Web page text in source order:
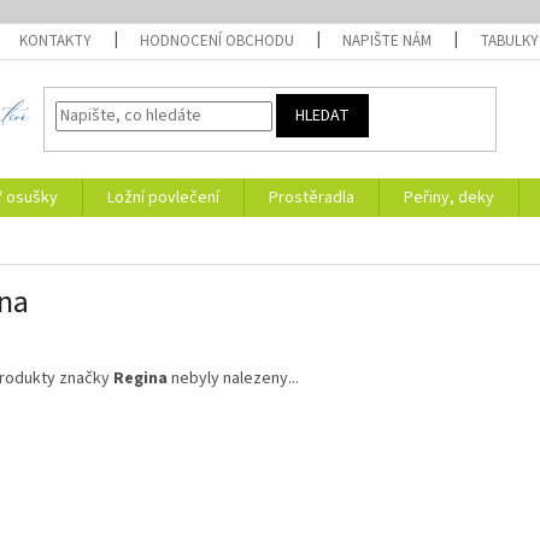
KONTAKTY HODNOCENÍ OBCHODU NAPIŠTE NÁM TABULKY
HLEDAT
osušky Ložní povlečení Prostěradla Peřiny, deky
značky Regina nebyly nalezeny...